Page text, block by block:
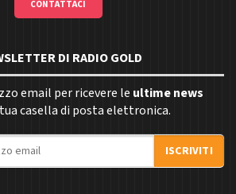
CONTATTACI
DI RADIO GOLD
email per ricevere le ultime news
casella di posta elettronica.
ISCRIVITI